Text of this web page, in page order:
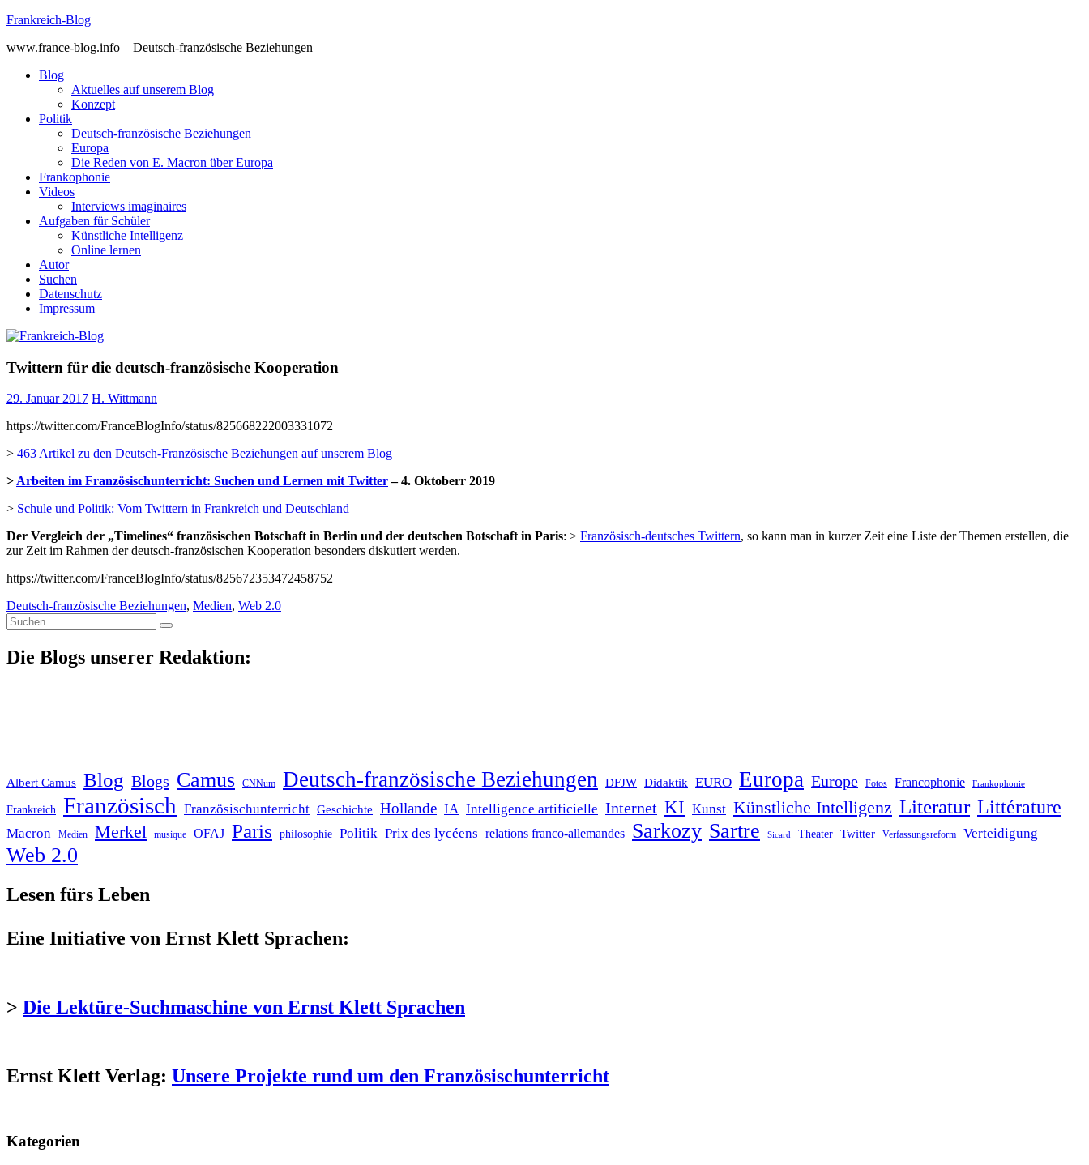
Skip
content
Frankreich-Blog
www.france-blog.info – Deutsch-französische Beziehungen
Blog
Aktuelles auf unserem Blog
Konzept
Politik
Deutsch-französische Beziehungen
Europa
Die Reden von E. Macron über Europa
Frankophonie
Videos
Interviews imaginaires
Aufgaben für Schüler
Künstliche Intelligenz
Online lernen
Autor
Suchen
Datenschutz
Impressum
Twittern für die deutsch-französische Kooperation
29. Januar 2017 H. Wittmann
https://twitter.com/FranceBlogInfo/status/825668222003331072
> 463 Artikel zu den Deutsch-Französische Beziehungen auf unserem Blog
>Arbeiten im Französischunterricht: Suchen und Lernen mit Twitter– 4. Oktoberr 2019
> Schule und Politik: Vom Twittern in Frankreich und Deutschland
Der Vergleich der „Timelines“ französischen Botschaft in Berlin und der deutschen Botschaft in Paris: > Französisch-deutsches Twittern, so kann man in kurzer Zeit eine Liste der Themen erstellen, die
zur Zeit im Rahmen der deutsch-französischen Kooperation besonders diskutiert werden.
https://twitter.com/FranceBlogInfo/status/825672353472458752
Deutsch-französische Beziehungen, Medien, Web 2.0
Suche
nach:
Die Blogs unserer Redaktion:
Albert Camus Blog Blogs Camus CNNum Deutsch-französische Beziehungen DFJW Didaktik EURO Europa Europe Fotos Francophonie Frankophonie
Frankreich Französisch Französischunterricht Geschichte Hollande IA Intelligence artificielle Internet KI Kunst Künstliche Intelligenz Literatur Littérature
Macron Medien Merkel musique OFAJ Paris philosophie Politik Prix des lycéens relations franco-allemandes Sarkozy Sartre Sicard Theater Twitter Verfassungsreform Verteidigung
Web 2.0
Lesen fürs Leben
Eine Initiative von Ernst Klett Sprachen:
> Die Lektüre-Suchmaschine von Ernst Klett Sprachen
Ernst Klett Verlag: Unsere Projekte rund um den Französischunterricht
Kategorien